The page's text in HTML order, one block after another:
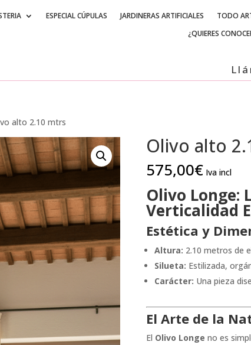
ESPECIAL CÚPULAS JARDINERAS ARTIFICIALES TODO
¿QUIERES
alto 2.10 mtrs
Olivo alto
575,00€ Iva incl
Olivo Longe:
Verticalidad
Estética y
Altura: 2.10 metros de
Silueta: Estilizada,
Carácter: Una pieza
El Arte de la
El Olivo Longe no es